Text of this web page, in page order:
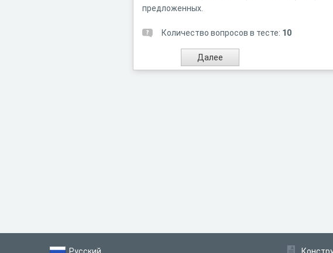
предложенных.
Количество вопросов в тесте: 10